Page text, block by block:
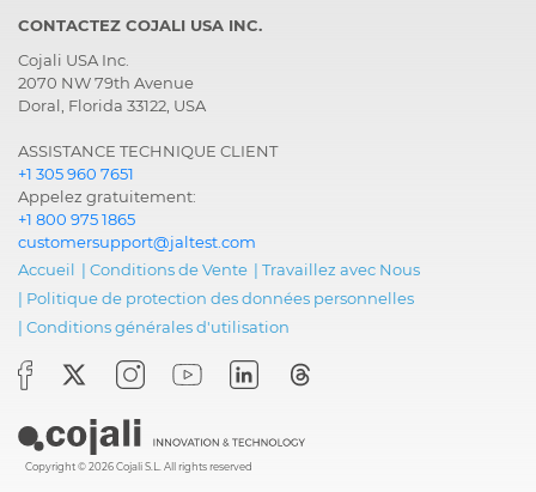
CONTACTEZ COJALI USA INC.
Cojali USA Inc.
2070 NW 79th Avenue
Doral, Florida 33122, USA
ASSISTANCE TECHNIQUE CLIENT
+1 305 960 7651
Appelez gratuitement:
+1 800 975 1865
customersupport@jaltest.com
Accueil | Conditions de Vente | Travaillez avec Nous
| Politique de protection des données personnelles
| Conditions générales d'utilisation
Copyright © 2026 Cojali S.L. All rights reserved